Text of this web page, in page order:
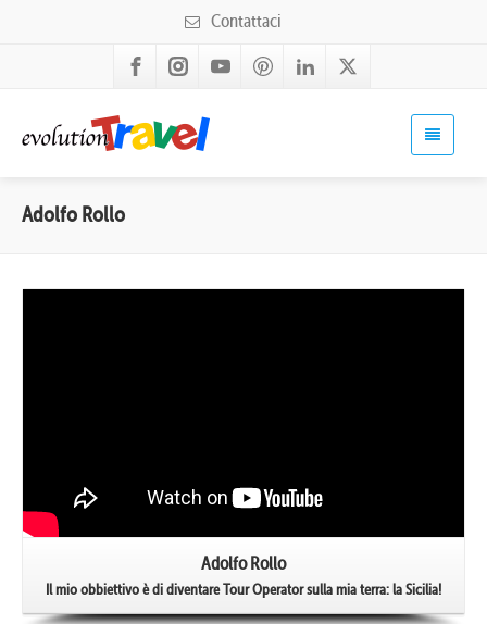
Contattaci
Adolfo Rollo
Adolfo Rollo
Il mio obbiettivo è di diventare Tour Operator sulla mia terra: la Sicilia!